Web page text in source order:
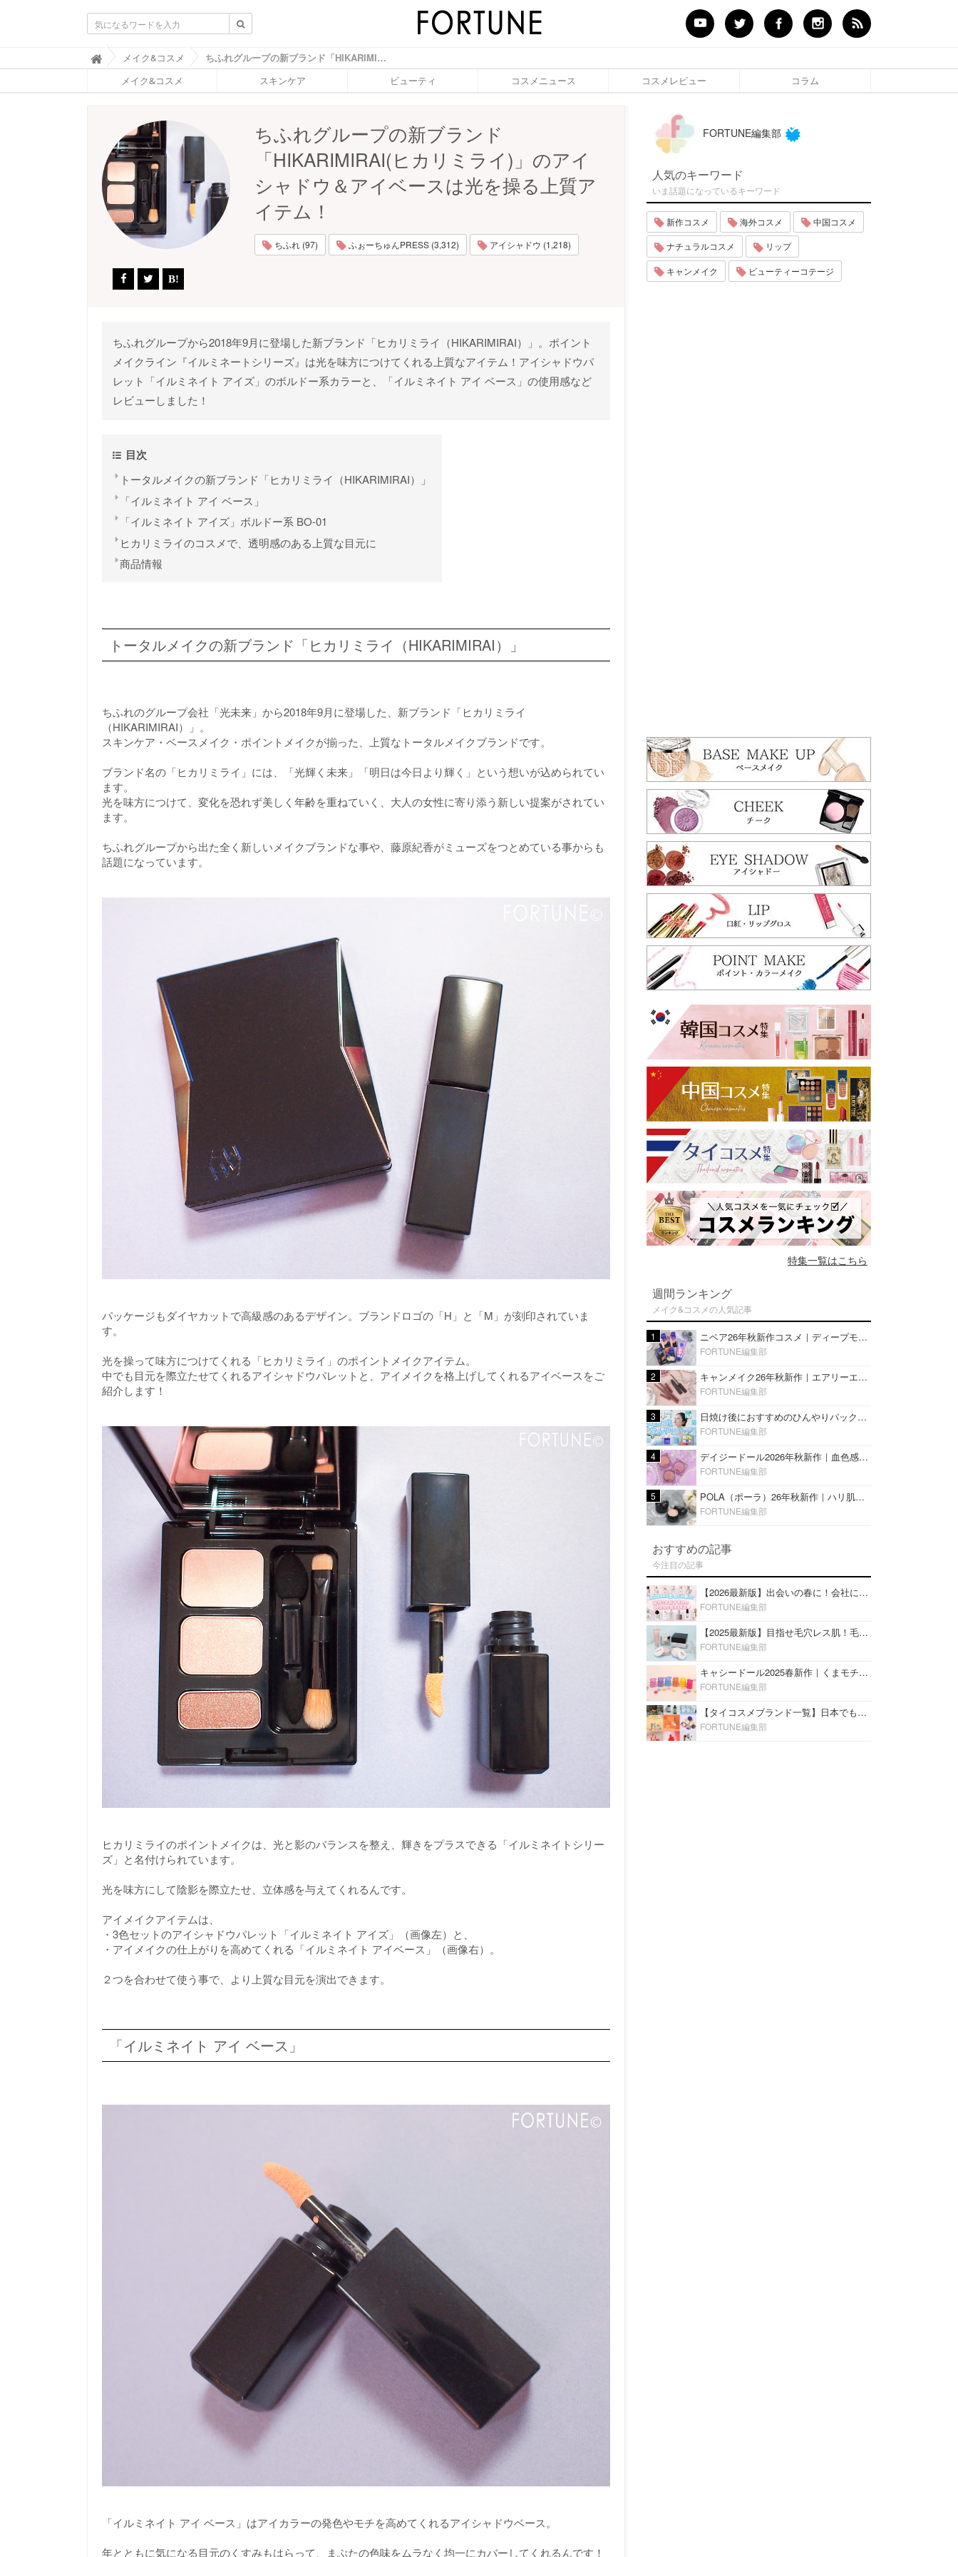
ふ
ぉ
ち
O
R
T
U
N
メイク&コスメ ちふれグループの新ブランド「HIKARIMIRAI(ヒカリミライ)」のアイシャドウ＆アイベースは光を操る上質アイテム！ - ふぉーちゅん(FORTUNE)
メイク&コスメ スキンケア ビューティ コスメニュース コスメレビュー コラム
ちふれグループの新ブランド
「HIKARIMIRAI(ヒカリミライ)」のアイ
シャドウ＆アイベースは光を操る上質ア
イテム！
ちふれ (97) ふぉーちゅんPRESS (3,312) アイシャドウ (1,218)
ちふれグループから2018年9月に登場した新ブランド「ヒカリミライ（HIKARIMIRAI）」。ポイント
メイクライン『イルミネートシリーズ』は光を味方につけてくれる上質なアイテム！アイシャドウパ
レット「イルミネイト アイズ」のボルドー系カラーと、「イルミネイト アイ ベース」の使用感など
レビューしました！
目次
トータルメイクの新ブランド「ヒカリミライ（HIKARIMIRAI）」
「イルミネイト アイ ベース」
「イルミネイト アイズ」ボルドー系 BO-01
ヒカリミライのコスメで、透明感のある上質な目元に
商品情報
トータルメイクの新ブランド「ヒカリミライ（HIKARIMIRAI）」
ちふれのグループ会社「光未来」から2018年9月に登場した、新ブランド「ヒカリミライ
（HIKARIMIRAI）」。
スキンケア・ベースメイク・ポイントメイクが揃った、上質なトータルメイクブランドです。
ブランド名の「ヒカリミライ」には、「光輝く未来」「明日は今日より輝く」という想いが込められてい
ます。
光を味方につけて、変化を恐れず美しく年齢を重ねていく、大人の女性に寄り添う新しい提案がされてい
ます。
ちふれグループから出た全く新しいメイクブランドな事や、藤原紀香がミューズをつとめている事からも
話題になっています。
パッケージもダイヤカットで高級感のあるデザイン。ブランドロゴの「H」と「M」が刻印されていま
す。
光を操って味方につけてくれる「ヒカリミライ」のポイントメイクアイテム。
中でも目元を際立たせてくれるアイシャドウパレットと、アイメイクを格上げしてくれるアイベースをご
紹介します！
ヒカリミライのポイントメイクは、光と影のバランスを整え、輝きをプラスできる「イルミネイトシリー
ズ」と名付けられています。
光を味方にして陰影を際立たせ、立体感を与えてくれるんです。
アイメイクアイテムは、
・3色セットのアイシャドウパレット「イルミネイト アイズ」（画像左）と、
・アイメイクの仕上がりを高めてくれる「イルミネイト アイベース」（画像右）。
２つを合わせて使う事で、より上質な目元を演出できます。
「イルミネイト アイ ベース」
「イルミネイト アイ ベース」はアイカラーの発色やモチを高めてくれるアイシャドウベース。
年とともに気になる目元のくすみもはらって、まぶたの色味をムラなく均一にカバーしてくれるんです！
FORTUNE編集部
人気のキーワード
いま話題になっているキーワード
新作コスメ 海外コスメ 中国コスメ
ナチュラルコスメ リップ
キャンメイク ビューティーコテージ
特集一覧はこちら
週間ランキング
メイク&コスメの人気記事
1 ニベア26年秋新作コスメ｜ディープモイスチャーリップの美容液タイプや2in1ボディクリームスクラブも
FORTUNE編集部
2 キャンメイク26年秋新作｜エアリーエクステンションライナー＆カールスナイパーマスカラ新色をレビュー
FORTUNE編集部
3 日焼け後におすすめのひんやりパック14選｜暑い夏にぴったりな冷凍／鎮静／うるおいチャージマスクを紹介
FORTUNE編集部
4 デイジードール2026年秋新作｜血色感が可愛い♡『パウダー ブラッシュ ブルーム』新3色をレビュー
FORTUNE編集部
5 POLA（ポーラ）26年秋新作｜ハリ肌を叶える『B.A デイ プランプ ファンデーション』を口コミ
FORTUNE編集部
おすすめの記事
今注目の記事
【2026最新版】出会いの春に！会社にもおすすめの好印象な香水14選♡ビジネスの場での香水マナーも
FORTUNE編集部
【2025最新版】目指せ毛穴レス肌！毛穴を埋めて隠す「おすすめ部分用下地＆プライマー」ランキング♡
FORTUNE編集部
キャシードール2025春新作｜くまモチーフのミニリップ「シャイニーベア リップモイスト」をレビュー♡
FORTUNE編集部
【タイコスメブランド一覧】日本でも人気沸騰中の“タイコスメ”ブランド20選！
FORTUNE編集部